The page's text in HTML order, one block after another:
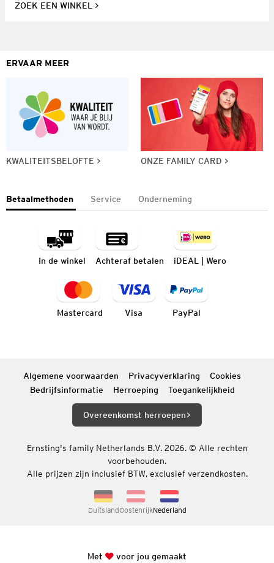
ZOEK EEN WINKEL
ERVAAR MEER
KWALITEITSBELOFTE ONZE FAMILY CARD
Betaalmethoden Service Onderneming
In de winkel Achteraf betalen iDEAL | Wero
Mastercard Visa PayPal
Algemene voorwaarden Privacyverklaring
Cookies
Bedrijfsinformatie
Herroeping Toegankelijkheid
Overeenkomst herroepen
Ernsting's family Netherlands B.V. 2026. © Alle rechten
voorbehouden.
Alle prijzen zijn inclusief BTW, exclusief verzendkosten.
DuitslandOostenrijkNederland
Met voor jou gemaakt